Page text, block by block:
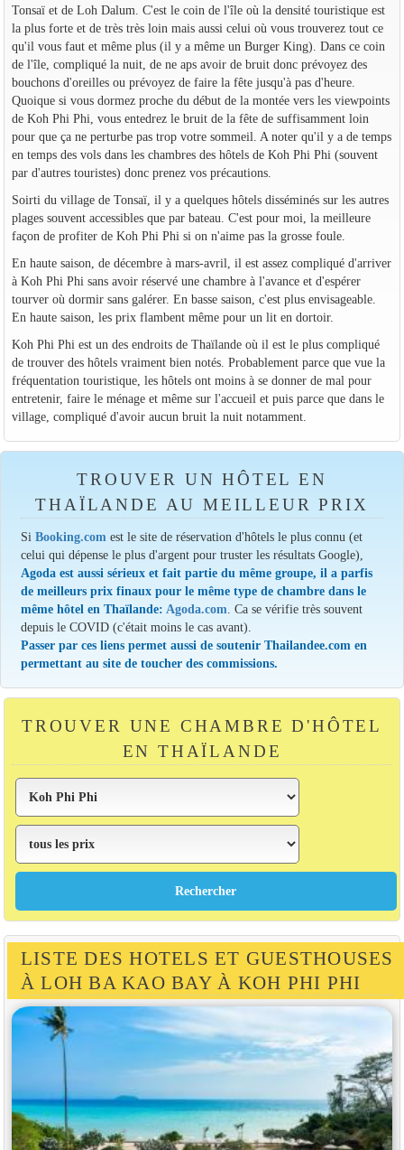
Tonsaï et de Loh Dalum. C'est le coin de l'île où la densité touristique est
la plus forte et de très très loin mais aussi celui où vous trouverez tout ce
qu'il vous faut et même plus (il y a même un Burger King). Dans ce coin
de l'île, compliqué la nuit, de ne aps avoir de bruit donc prévoyez des
bouchons d'oreilles ou prévoyez de faire la fête jusqu'à pas d'heure.
Quoique si vous dormez proche du début de la montée vers les viewpoints
de Koh Phi Phi, vous entedrez le bruit de la fête de suffisamment loin
pour que ça ne perturbe pas trop votre sommeil. A noter qu'il y a de temps
en temps des vols dans les chambres des hôtels de Koh Phi Phi (souvent
par d'autres touristes) donc prenez vos précautions.
Soirti du village de Tonsaï, il y a quelques hôtels disséminés sur les autres
plages souvent accessibles que par bateau. C'est pour moi, la meilleure
façon de profiter de Koh Phi Phi si on n'aime pas la grosse foule.
En haute saison, de décembre à mars-avril, il est assez compliqué d'arriver
à Koh Phi Phi sans avoir réservé une chambre à l'avance et d'espérer
tourver où dormir sans galérer. En basse saison, c'est plus envisageable.
En haute saison, les prix flambent même pour un lit en dortoir.
Koh Phi Phi est un des endroits de Thaïlande où il est le plus compliqué
de trouver des hôtels vraiment bien notés. Probablement parce que vue la
fréquentation touristique, les hôtels ont moins à se donner de mal pour
entretenir, faire le ménage et même sur l'accueil et puis parce que dans le
village, compliqué d'avoir aucun bruit la nuit notamment.
TROUVER UN HÔTEL EN
THAÏLANDE AU MEILLEUR PRIX
SiBooking.com est le site de réservation d'hôtels le plus connu (et
celui qui dépense le plus d'argent pour truster les résultats Google),
Agoda est aussi sérieux et fait partie du même groupe, il a parfis
de meilleurs prix finaux pour le même type de chambre dans le
même hôtel en Thaïlande: Agoda.com . Ca se vérifie très souvent
depuis le COVID (c'était moins le cas avant).
Passer par ces liens permet aussi de soutenir Thailandee.com en
permettant au site de toucher des commissions.
TROUVER UNE CHAMBRE D'HÔTEL
EN THAÏLANDE
LISTE DES HOTELS ET GUESTHOUSES
À LOH BA KAO BAY À KOH PHI PHI